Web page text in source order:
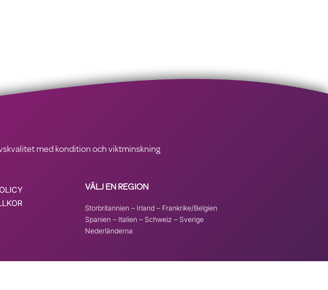
med kondition och viktminskning
VÄLJ EN REGION
Storbritannien – Irland – Frankrike/Belgien
Spanien – Italien – Schweiz – Sverige
Nederländerna